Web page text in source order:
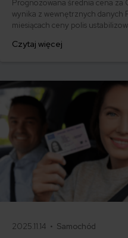
Prognozowana średnia cena za
wynika z wewnętrznych danych
miesiącach ceny polis
500 zł, inni – więcej niż 1500 zł.
Czytaj więcej
2025.11.14 • Samochód